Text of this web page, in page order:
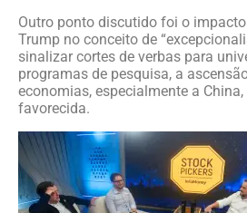
Outro ponto discutido foi o
Trump no conceito de
sinalizar cortes de verbas para
programas de pesquisa, a
economias, especialmente a
favorecida.